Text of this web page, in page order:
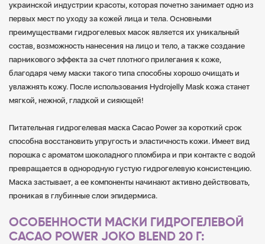
украинской индустрии красоты, которая почетно занимает одно из
первых мест по уходу за кожей лица и тела. Основными
преимуществами гидрогелевых масок является их уникальный
состав, возможность нанесения на лицо и тело, а также создание
парникового эффекта за счет плотного прилегания к коже,
благодаря чему маски такого типа способны хорошо очищать и
увлажнять кожу. После использования Hydrojelly Mask кожа станет
мягкой, нежной, гладкой и сияющей!
Питательная гидрогелевая маска Cacao Power за короткий срок
способна восстановить упругость и эластичность кожи. Имеет вид
порошка с ароматом шоколадного пломбира и при контакте с водой
превращается в однородную густую гидрогелевую консистенцию.
Маска застывает, а ее компоненты начинают активно действовать,
проникая в глубинные слои эпидермиса.
ОСОБЕННОСТИ МАСКИ ГИДРОГЕЛЕВОЙ
CACAO POWER JOKO BLEND 20 Г: